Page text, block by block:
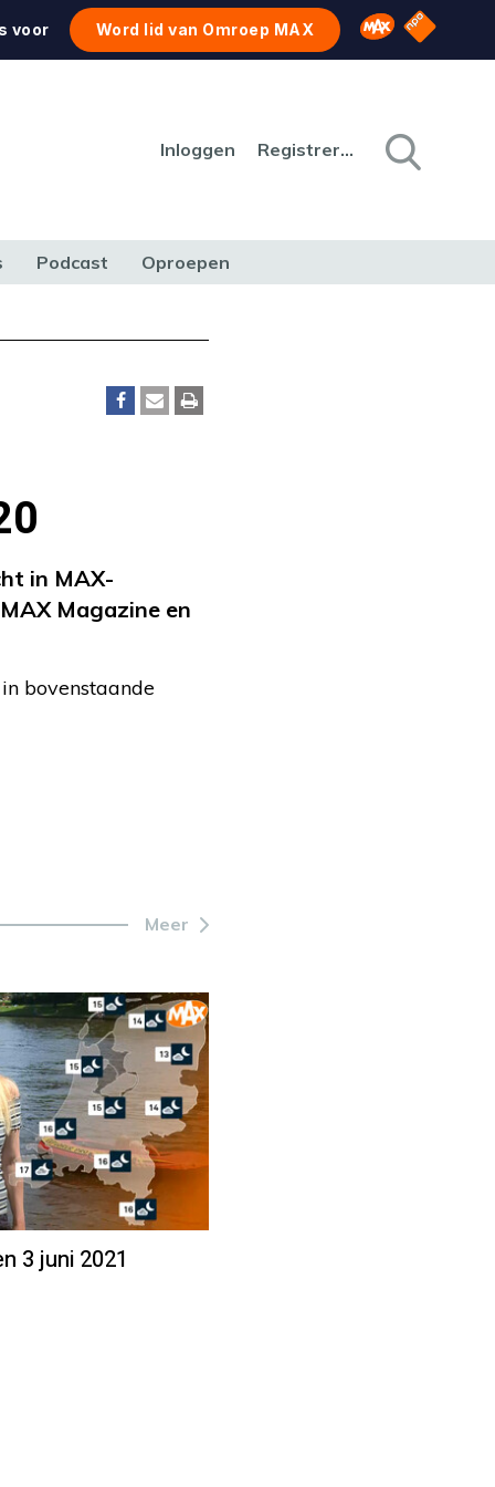
voor Word lid van Omroep MAX Omroep MAX
NPO
Inloggen Registreren
Podcast Oproepen
in MAX-
Magazine en
bovenstaande
Meer
3 juni 2021